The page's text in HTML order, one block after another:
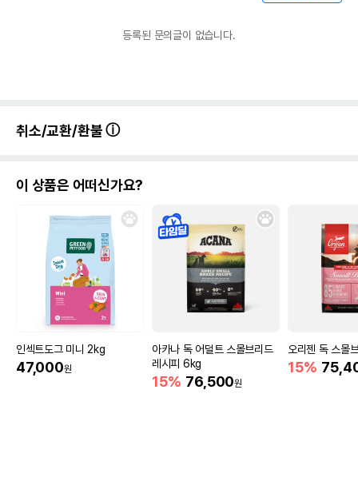
등록된 문의글이 없습니다.
취소/교환/환불
이 상품은 어떠신가요?
인섹트도그 미니 2kg
47,000원
아카나 독 어덜트 스몰브리드
레시피 6kg
15% 76,500원
오리젠 독 스몰
15%